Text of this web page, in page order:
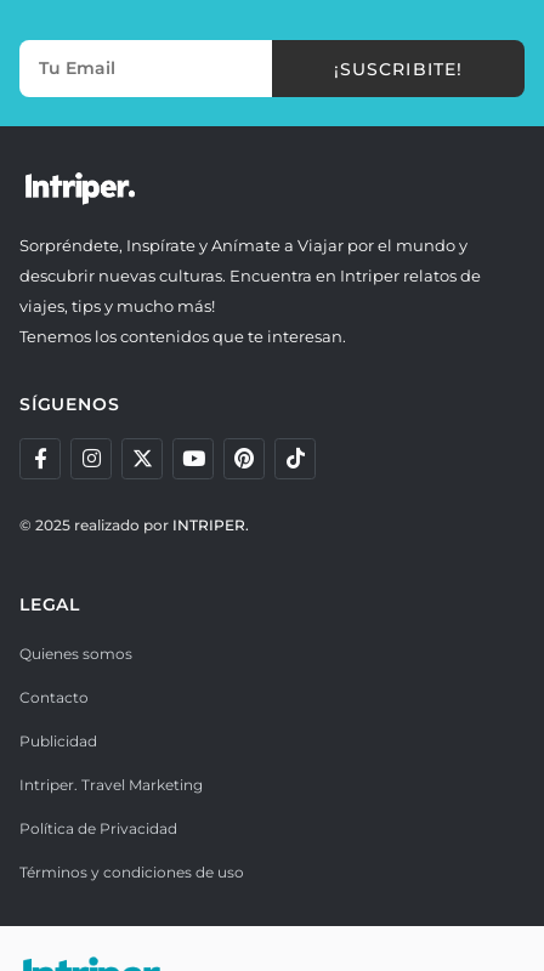
¡SUSCRIBITE!
Sorpréndete, Inspírate y Anímate a Viajar por el mundo y
descubrir nuevas culturas. Encuentra en Intriper relatos de
viajes, tips y mucho más!
Tenemos los contenidos que te interesan.
SÍGUENOS
© 2025 realizado por INTRIPER.
LEGAL
Quienes somos
Contacto
Publicidad
Intriper. Travel Marketing
Política de Privacidad
Términos y condiciones de uso